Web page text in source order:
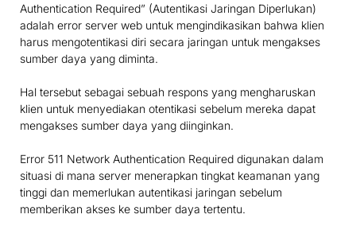
Authentication Required” (Autentikasi Jaringan Diperlukan)
adalah error server web untuk mengindikasikan bahwa klien
harus mengotentikasi diri secara jaringan untuk mengakses
sumber daya yang diminta.
Hal tersebut sebagai sebuah respons yang mengharuskan
klien untuk menyediakan otentikasi sebelum mereka dapat
mengakses sumber daya yang diinginkan.
Error 511 Network Authentication Required digunakan dalam
situasi di mana server menerapkan tingkat keamanan yang
tinggi dan memerlukan autentikasi jaringan sebelum
memberikan akses ke sumber daya tertentu.